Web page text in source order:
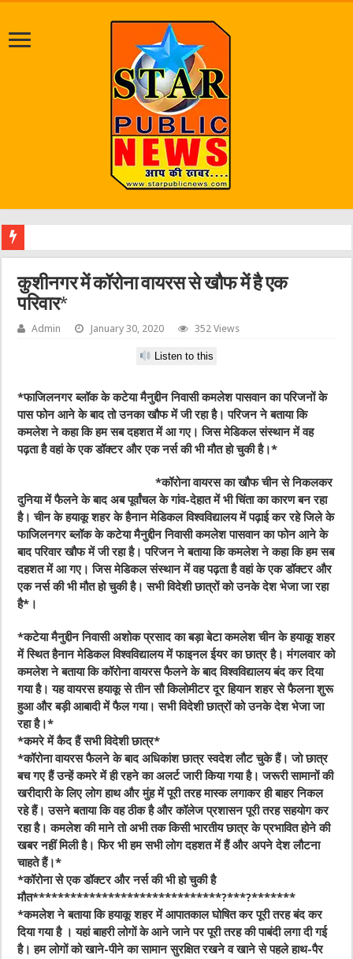
कुशीनगर में कॉरोना वायरस से खौफ में है एक
परिवार*
Admin January 30, 2020 352 Views
Listen to this
*फाजिलनगर ब्लॉक के कटेया मैनुद्दीन निवासी कमलेश पासवान का परिजनों के
पास फोन आने के बाद तो उनका खौफ में जी रहा है। परिजन ने बताया कि
कमलेश ने कहा कि हम सब दहशत में आ गए। जिस मेडिकल संस्थान में वह
पढ़ता है वहां के एक डॉक्टर और एक नर्स की भी मौत हो चुकी है।*
*कॉरोना वायरस का खौफ चीन से निकलकर
दुनिया में फैलने के बाद अब पूर्वांचल के गांव-देहात में भी चिंता का कारण बन रहा
है। चीन के हयाकू शहर के हैनान मेडिकल विश्वविद्यालय में पढ़ाई कर रहे जिले के
फाजिलनगर ब्लॉक के कटेया मैनुद्दीन निवासी कमलेश पासवान का फोन आने के
बाद परिवार खौफ में जी रहा है। परिजन ने बताया कि कमलेश ने कहा कि हम सब
दहशत में आ गए। जिस मेडिकल संस्थान में वह पढ़ता है वहां के एक डॉक्टर और
एक नर्स की भी मौत हो चुकी है। सभी विदेशी छात्रों को उनके देश भेजा जा रहा
है*।
*कटेया मैनुद्दीन निवासी अशोक प्रसाद का बड़ा बेटा कमलेश चीन के हयाकू शहर
में स्थित हैनान मेडिकल विश्वविद्यालय में फाइनल ईयर का छात्र है। मंगलवार को
कमलेश ने बताया कि कॉरोना वायरस फैलने के बाद विश्वविद्यालय बंद कर दिया
गया है। यह वायरस हयाकू से तीन सौ किलोमीटर दूर हियान शहर से फैलना शुरू
हुआ और बड़ी आबादी में फैल गया। सभी विदेशी छात्रों को उनके देश भेजा जा
रहा है।*
*कमरे में कैद हैं सभी विदेशी छात्र*
*कॉरोना वायरस फैलने के बाद अधिकांश छात्र स्वदेश लौट चुके हैं। जो छात्र
बच गए हैं उन्हें कमरे में ही रहने का अलर्ट जारी किया गया है। जरूरी सामानों की
खरीदारी के लिए लोग हाथ और मुंह में पूरी तरह मास्क लगाकर ही बाहर निकल
रहे हैं। उसने बताया कि वह ठीक है और कॉलेज प्रशासन पूरी तरह सहयोग कर
रहा है। कमलेश की माने तो अभी तक किसी भारतीय छात्र के प्रभावित होने की
खबर नहीं मिली है। फिर भी हम सभी लोग दहशत में हैं और अपने देश लौटना
चाहते हैं।*
*कॉरोना से एक डॉक्टर और नर्स की भी हो चुकी है
मौत******************************?***?*******
*कमलेश ने बताया कि हयाकू शहर में आपातकाल घोषित कर पूरी तरह बंद कर
दिया गया है । यहां बाहरी लोगों के आने जाने पर पूरी तरह की पाबंदी लगा दी गई
है। हम लोगों को खाने-पीने का सामान सुरक्षित रखने व खाने से पहले हाथ-पैर